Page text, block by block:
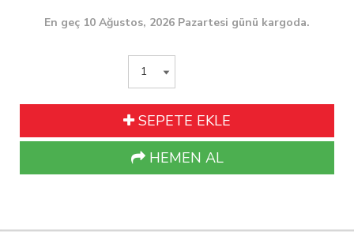
En geç 10 Ağustos, 2026 Pazartesi günü kargoda.
SEPETE EKLE
HEMEN AL